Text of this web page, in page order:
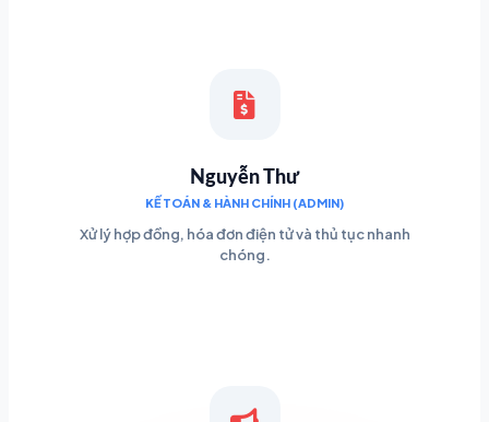
Nguyễn Thư
KẾ TOÁN & HÀNH CHÍNH (ADMIN)
Xử lý hợp đồng, hóa đơn điện tử và thủ tục nhanh
chóng.